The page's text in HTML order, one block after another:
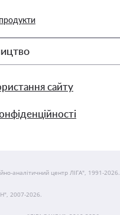
сайту
аналітичний центр ЛІГА", 1991-2026.
2007-2026.